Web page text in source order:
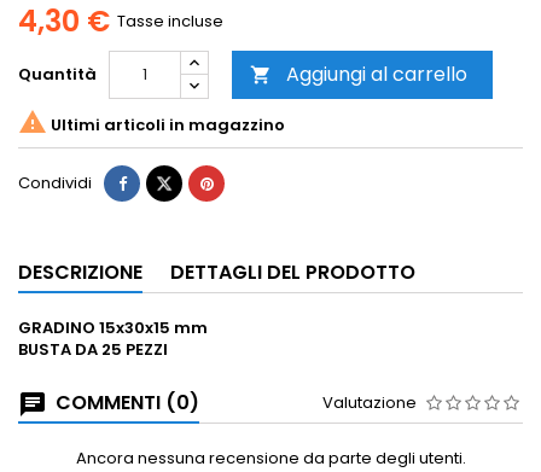
4,30 € Tasse incluse
Quantità  Aggiungi al carrello
 Ultimi articoli in magazzino
Condividi
DESCRIZIONE DETTAGLI DEL PRODOTTO
GRADINO 15x30x15 mm
BUSTA DA 25 PEZZI
COMMENTI (0) Valutazione
Ancora nessuna recensione da parte degli utenti.